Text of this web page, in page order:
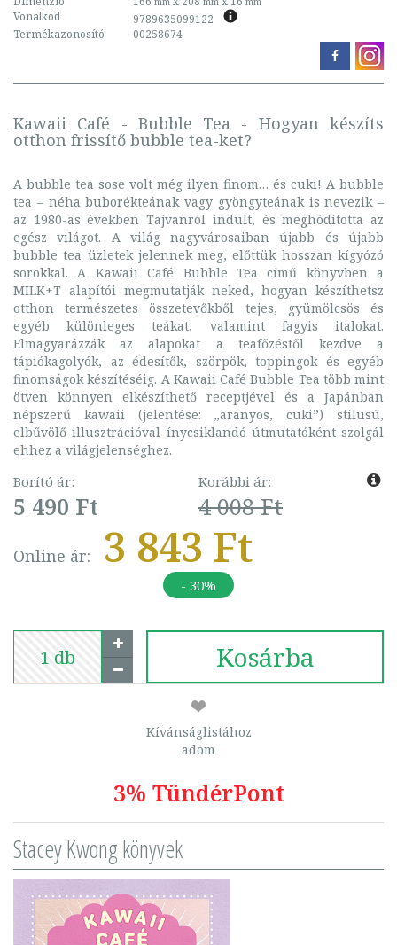
Vonalkód
9789635099122
Termékazonosító
00258674
Kawaii Café - Bubble Tea - Hogyan készíts
otthon frissítő bubble tea-ket?
A bubble tea sose volt még ilyen finom… és cuki! A bubble
tea – néha buborékteának vagy gyöngyteának is nevezik –
az 1980-as években Tajvanról indult, és meghódította az
egész világot. A világ nagyvárosaiban újabb és újabb
bubble tea üzletek jelennek meg, előttük hosszan kígyózó
sorokkal. A Kawaii Café Bubble Tea című könyvben a
MILK+T alapítói megmutatják neked, hogyan készíthetsz
otthon természetes összetevőkből tejes, gyümölcsös és
egyéb különleges teákat, valamint fagyis italokat.
Elmagyarázzák az alapokat a teafőzéstől kezdve a
tápiókagolyók, az édesítők, szörpök, toppingok és egyéb
finomságok készítéséig. A Kawaii Café Bubble Tea több mint
ötven könnyen elkészíthető receptjével és a Japánban
népszerű kawaii (jelentése: „aranyos, cuki”) stílusú,
elbűvölő illusztrációval ínycsiklandó útmutatóként szolgál
ehhez a világjelenséghez.
Borító ár:
5 490 Ft
Korábbi ár:
4 008 Ft
Online ár: 3 843 Ft
- 30%
Kosárba
Kívánságlistához
adom
3% TündérPont
Stacey Kwong könyvek